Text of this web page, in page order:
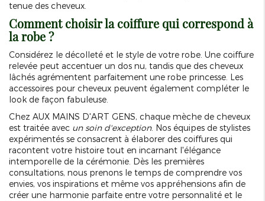
tenue des cheveux.
Comment choisir la coiffure qui correspond à
la robe ?
Considérez le décolleté et le style de votre robe. Une coiffure
relevée peut accentuer un dos nu, tandis que des cheveux
lâchés agrémentent parfaitement une robe princesse. Les
accessoires pour cheveux peuvent également compléter le
look de façon fabuleuse.
Chez AUX MAINS D'ART GENS, chaque mèche de cheveux
est traitée avec un soin d'exception. Nos équipes de stylistes
expérimentés se consacrent à élaborer des coiffures qui
racontent votre histoire tout en incarnant l'élégance
intemporelle de la cérémonie. Dès les premières
consultations, nous prenons le temps de comprendre vos
envies, vos inspirations et même vos appréhensions afin de
créer une harmonie parfaite entre votre personnalité et le